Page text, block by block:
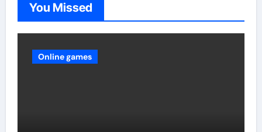
You Missed
Online games